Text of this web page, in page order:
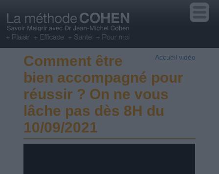
Accueil vidéo
Comment être
bien accompagné pour
réussir ? On ne vous
lâche pas dès 8H du
10/09/2021